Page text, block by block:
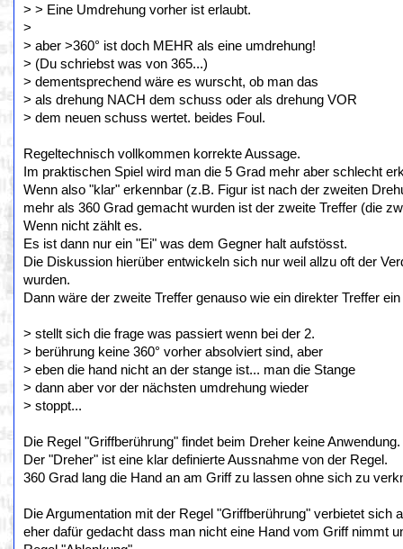
> > Eine Umdrehung vorher ist erlaubt.
>
> aber >360° ist doch MEHR als eine umdrehung!
> (Du schriebst was von 365...)
> dementsprechend wäre es wurscht, ob man das
> als drehung NACH dem schuss oder als drehung VOR
> dem neuen schuss wertet. beides Foul.
Regeltechnisch vollkommen korrekte Aussage.
Im praktischen Spiel wird man die 5 Grad mehr aber schlecht
Wenn also "klar" erkennbar (z.B. Figur ist nach der zweiten
mehr als 360 Grad gemacht wurden ist der zweite Treffer (die
Wenn nicht zählt es.
Es ist dann nur ein "Ei" was dem Gegner halt aufstösst.
Die Diskussion hierüber entwickeln sich nur weil allzu oft der
wurden.
Dann wäre der zweite Treffer genauso wie ein direkter Treffer ein
> stellt sich die frage was passiert wenn bei der 2.
> berührung keine 360° vorher absolviert sind, aber
> eben die hand nicht an der stange ist... man die Stange
> dann aber vor der nächsten umdrehung wieder
> stoppt...
Die Regel "Griffberührung" findet beim Dreher keine Anwendung.
Der "Dreher" ist eine klar definierte Aussnahme von der Regel.
360 Grad lang die Hand an am Griff zu lassen ohne sich zu
Die Argumentation mit der Regel "Griffberührung" verbietet
eher dafür gedacht dass man nicht eine Hand vom Griff nimmt